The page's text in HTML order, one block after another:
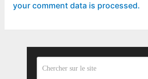
your comment data is processed.